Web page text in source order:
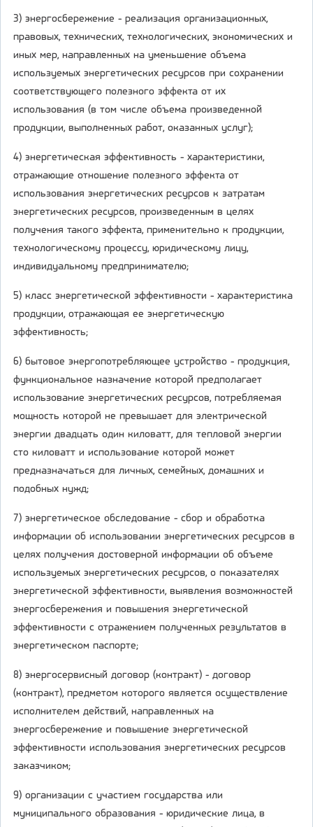
3) энергосбережение - реализация организационных,
правовых, технических, технологических, экономических и
иных мер, направленных на уменьшение объема
используемых энергетических ресурсов при сохранении
соответствующего полезного эффекта от их
использования (в том числе объема произведенной
продукции, выполненных работ, оказанных услуг);
4) энергетическая эффективность - характеристики,
отражающие отношение полезного эффекта от
использования энергетических ресурсов к затратам
энергетических ресурсов, произведенным в целях
получения такого эффекта, применительно к продукции,
технологическому процессу, юридическому лицу,
индивидуальному предпринимателю;
5) класс энергетической эффективности - характеристика
продукции, отражающая ее энергетическую
эффективность;
6) бытовое энергопотребляющее устройство - продукция,
функциональное назначение которой предполагает
использование энергетических ресурсов, потребляемая
мощность которой не превышает для электрической
энергии двадцать один киловатт, для тепловой энергии
сто киловатт и использование которой может
предназначаться для личных, семейных, домашних и
подобных нужд;
7) энергетическое обследование - сбор и обработка
информации об использовании энергетических ресурсов в
целях получения достоверной информации об объеме
используемых энергетических ресурсов, о показателях
энергетической эффективности, выявления возможностей
энергосбережения и повышения энергетической
эффективности с отражением полученных результатов в
энергетическом паспорте;
8) энергосервисный договор (контракт) - договор
(контракт), предметом которого является осуществление
исполнителем действий, направленных на
энергосбережение и повышение энергетической
эффективности использования энергетических ресурсов
заказчиком;
9) организации с участием государства или
муниципального образования - юридические лица, в